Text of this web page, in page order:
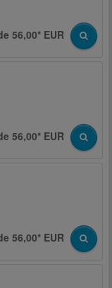
56,00* EUR
56,00* EUR
56,00* EUR